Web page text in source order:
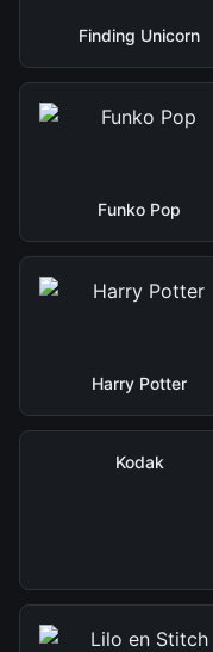
Finding Unicorn
Funko Pop
Harry Potter
Kodak